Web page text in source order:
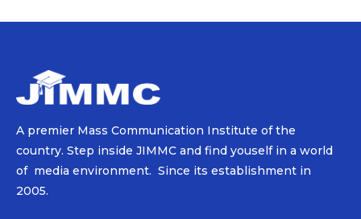
A premier Mass Communication Institute of the
country. Step inside JIMMC and find youself in a world
of media environment. Since its establishment in
2005.